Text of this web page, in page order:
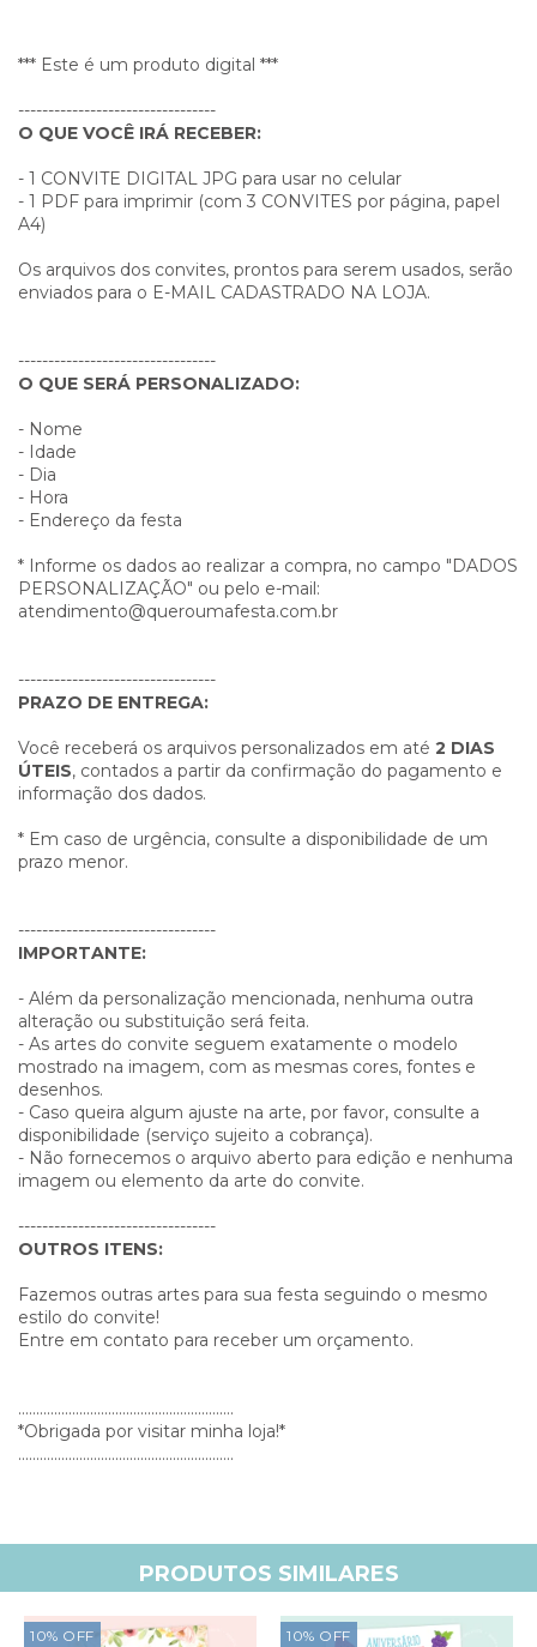
*** Este é um produto digital ***
---------------------------------
O QUE VOCÊ IRÁ RECEBER:
- 1 CONVITE DIGITAL JPG para usar no celular
- 1 PDF para imprimir (com 3 CONVITES por página, papel
A4)
Os arquivos dos convites, prontos para serem usados, serão
enviados para o E-MAIL CADASTRADO NA LOJA.
---------------------------------
O QUE SERÁ PERSONALIZADO:
- Nome
- Idade
- Dia
- Hora
- Endereço da festa
* Informe os dados ao realizar a compra, no campo "DADOS
PERSONALIZAÇÃO" ou pelo e-mail:
atendimento@queroumafesta.com.br
---------------------------------
PRAZO DE ENTREGA:
Você receberá os arquivos personalizados em até 2 DIAS
ÚTEIS, contados a partir da confirmação do pagamento e
informação dos dados.
* Em caso de urgência, consulte a disponibilidade de um
prazo menor.
---------------------------------
IMPORTANTE:
- Além da personalização mencionada, nenhuma outra
alteração ou substituição será feita.
- As artes do convite seguem exatamente o modelo
mostrado na imagem, com as mesmas cores, fontes e
desenhos.
- Caso queira algum ajuste na arte, por favor, consulte a
disponibilidade (serviço sujeito a cobrança).
- Não fornecemos o arquivo aberto para edição e nenhuma
imagem ou elemento da arte do convite.
---------------------------------
OUTROS ITENS:
Fazemos outras artes para sua festa seguindo o mesmo
estilo do convite!
Entre em contato para receber um orçamento.
............................................................
*Obrigada por visitar minha loja!*
............................................................
PRODUTOS SIMILARES
10% OFF 10% OFF